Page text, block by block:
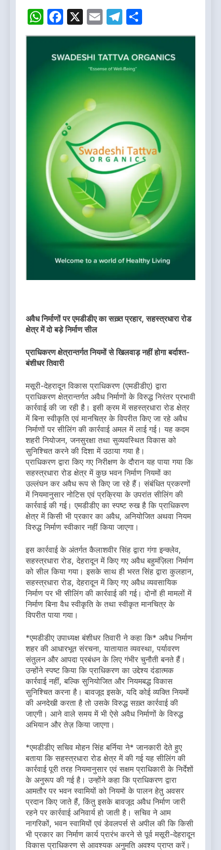
WhatsApp
Facebook
X EmailTelegram
अवैध निर्माणों पर एमडीडीए का सख़्त प्रहार, सहस्त्रधारा रोड
क्षेत्र में दो बड़े निर्माण सील
प्राधिकरण क्षेत्रान्तर्गत नियमों से खिलवाड़ नहीं होगा बर्दाश्त-
बंशीधर तिवारी
मसूरी-देहरादून विकास प्राधिकरण (एमडीडीए) द्वारा
प्राधिकरण क्षेत्रान्तर्गत अवैध निर्माणों के विरुद्ध निरंतर प्रभावी
कार्रवाई की जा रही है। इसी क्रम में सहस्त्रधारा रोड क्षेत्र
में बिना स्वीकृति एवं मानचित्र के विपरीत किए जा रहे अवैध
निर्माणों पर सीलिंग की कार्रवाई अमल में लाई गई। यह कदम
शहरी नियोजन, जनसुरक्षा तथा सुव्यवस्थित विकास को
सुनिश्चित करने की दिशा में उठाया गया है।
प्राधिकरण द्वारा किए गए निरीक्षण के दौरान यह पाया गया कि
सहस्त्रधारा रोड क्षेत्र में कुछ भवन निर्माण नियमों का
उल्लंघन कर अवैध रूप से किए जा रहे हैं। संबंधित प्रकरणों
में नियमानुसार नोटिस एवं प्रक्रिया के उपरांत सीलिंग की
कार्रवाई की गई। एमडीडीए का स्पष्ट रुख है कि प्राधिकरण
क्षेत्र में किसी भी प्रकार का अवैध, अनियोजित अथवा नियम
विरुद्ध निर्माण स्वीकार नहीं किया जाएगा।
इस कार्रवाई के अंतर्गत कैलाशवीर सिंह द्वारा गंगा इन्क्लेव,
सहस्त्रधारा रोड, देहरादून में किए गए अवैध बहुमंज़िला निर्माण
को सील किया गया। इसके साथ ही भरत सिंह द्वारा कुलहान,
सहस्त्रधारा रोड, देहरादून में किए गए अवैध व्यवसायिक
निर्माण पर भी सीलिंग की कार्रवाई की गई। दोनों ही मामलों में
निर्माण बिना वैध स्वीकृति के तथा स्वीकृत मानचित्र के
विपरीत पाया गया।
*एमडीडीए उपाध्यक्ष बंशीधर तिवारी ने कहा कि* अवैध निर्माण
शहर की आधारभूत संरचना, यातायात व्यवस्था, पर्यावरण
संतुलन और आपदा प्रबंधन के लिए गंभीर चुनौती बनते हैं।
उन्होंने स्पष्ट किया कि प्राधिकरण का उद्देश्य दंडात्मक
कार्रवाई नहीं, बल्कि सुनियोजित और नियमबद्ध विकास
सुनिश्चित करना है। बावजूद इसके, यदि कोई व्यक्ति नियमों
की अनदेखी करता है तो उसके विरुद्ध सख़्त कार्रवाई की
जाएगी। आने वाले समय में भी ऐसे अवैध निर्माणों के विरुद्ध
अभियान और तेज़ किया जाएगा।
*एमडीडीए सचिव मोहन सिंह बर्निया ने* जानकारी देते हुए
बताया कि सहस्त्रधारा रोड क्षेत्र में की गई यह सीलिंग की
कार्रवाई पूरी तरह नियमानुसार एवं सक्षम प्राधिकारी के निर्देशों
के अनुरूप की गई है। उन्होंने कहा कि प्राधिकरण द्वारा
आमतौर पर भवन स्वामियों को नियमों के पालन हेतु अवसर
प्रदान किए जाते हैं, किंतु इसके बावजूद अवैध निर्माण जारी
रहने पर कार्रवाई अनिवार्य हो जाती है। सचिव ने आम
नागरिकों, भवन स्वामियों एवं डेवलपर्स से अपील की कि किसी
भी प्रकार का निर्माण कार्य प्रारंभ करने से पूर्व मसूरी-देहरादून
विकास प्राधिकरण से आवश्यक अनुमति अवश्य प्राप्त करें।